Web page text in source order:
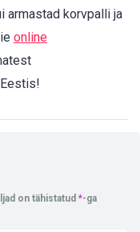
armastad korvpalli ja
online
Eestis!
on tähistatud *-ga